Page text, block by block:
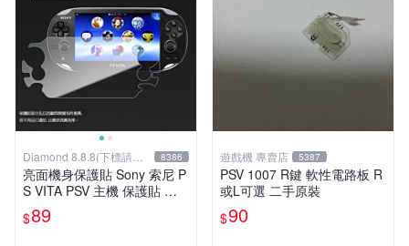
Diamond 8.8.8(下標請先
詢問)
8386
亮面機身保護貼 Sony 索尼 P
S VITA PSV 主機 保護貼 軟
性 亮貼 亮面貼 機身貼 機身
膜 保護膜
$89
遊戲機 專賣店 5387
PSV 1007 R鍵 軟性電路板 R
或L可選 二手原裝
$90